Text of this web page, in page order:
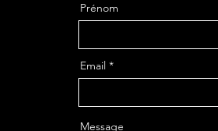
Prénom
Email
Message